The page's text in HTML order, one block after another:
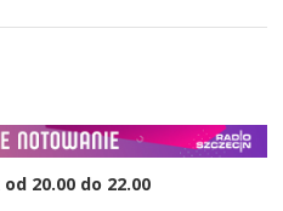
20.00 do 22.00